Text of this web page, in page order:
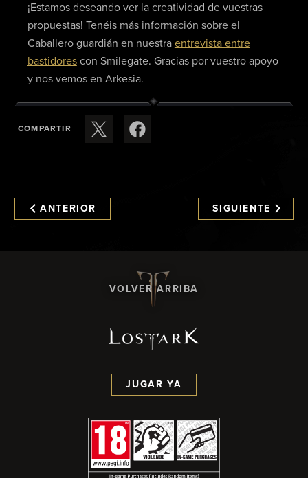
¡Estamos deseando ver la creatividad de vuestras
propuestas! Tenéis más información sobre el
Caballero guardián en nuestra entrevista entre
bastidorescon Smilegate. Gracias por vuestro apoyo
y nos vemos en Arkesia.
COMPARTIR
ANTERIOR SIGUIENTE
VOLVER ARRIBA
JUGAR YA